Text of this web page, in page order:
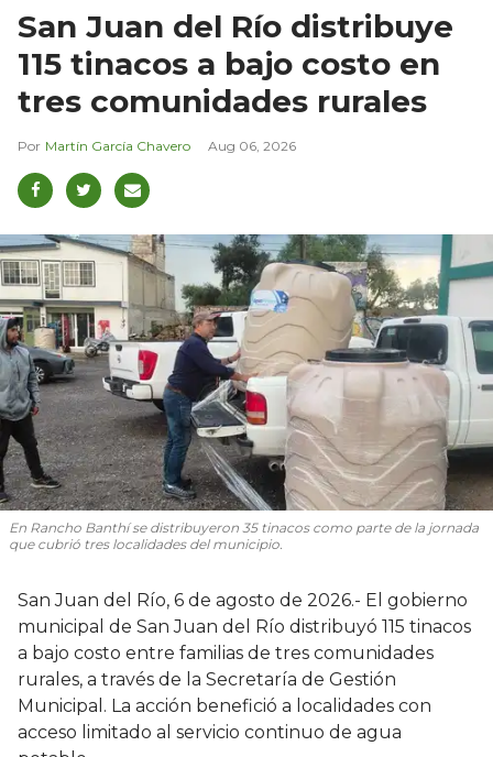
San Juan del Río distribuye
115 tinacos a bajo costo en
tres comunidades rurales
Martín García Chavero Aug 06, 2026
En Rancho Banthí se distribuyeron 35 tinacos como parte de la jornada
que cubrió tres localidades del municipio.
San Juan del Río, 6 de agosto de 2026.- El gobierno
municipal de San Juan del Río distribuyó 115 tinacos
a bajo costo entre familias de tres comunidades
rurales, a través de la Secretaría de Gestión
Municipal. La acción benefició a localidades con
acceso limitado al servicio continuo de agua